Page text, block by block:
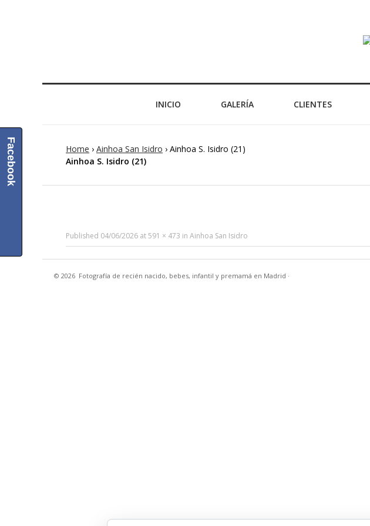
INICIO GALERÍA CLIENTES
Home › Ainhoa San Isidro › Ainhoa S. Isidro (21)
Ainhoa S. Isidro (21)
Published 04/06/2026 at591 × 473 in Ainhoa San Isidro
© 2026 Fotografía de recién nacido, bebes, infantil y premamá en Madrid ·
Facebook